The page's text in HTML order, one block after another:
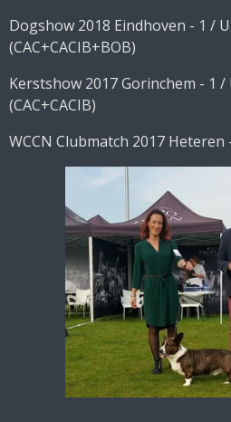
Dogshow 2018 Eindhoven - 1 /
(CAC+CACIB+BOB)
Kerstshow 2017 Gorinchem - 1
(CAC+CACIB)
WCCN Clubmatch 2017